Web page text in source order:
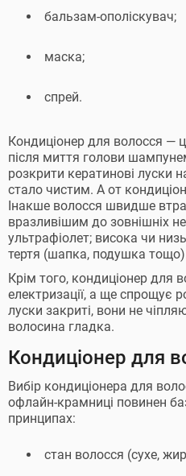
бальзам-ополіскувач;
маска;
спрей.
Кондиціонер для волосся —
після миття голови
розкрити кератинові луски
стало чистим. А от
Інакше волосся швидше
вразливішим до зовнішніх
ультрафіолет; висока чи
тертя (шапка, подушка
Крім того, кондиціонер для
електризації, а ще спрощує
луски закриті, вони не
волосина гладка.
Кондиціонер для
Вибір кондиціонера для
офлайн-крамниці повинен
принципах:
стан волосся (сухе,